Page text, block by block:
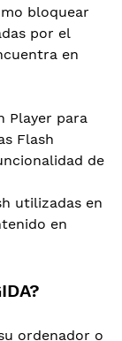
bloquear
por el
en
Player para
Flash
de
utilizadas en
en
ordenador o